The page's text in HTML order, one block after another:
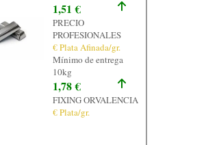
1,51 €
PRECIO
PROFESIONALES
€ Plata Afinada/gr.
Mínimo de entrega
10kg
1,78 €
FIXING ORVALENCIA
€ Plata/gr.